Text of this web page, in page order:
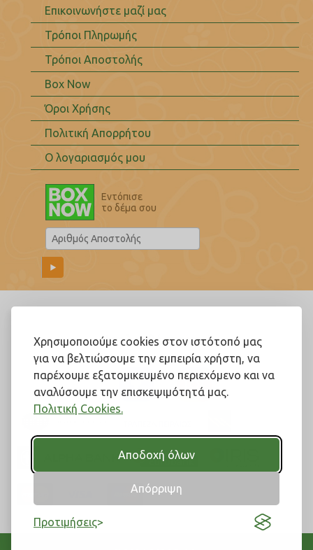
Χρησιμοποιούμε cookies στον ιστότοπό μας
για να βελτιώσουμε την εμπειρία χρήστη, να
παρέχουμε εξατομικευμένο περιεχόμενο και να
αναλύσουμε την επισκεψιμότητά μας.
Πολιτική Cookies.
Αποδοχή όλων
Απόρριψη
Προτιμήσεις
Επικοινωνήστε μαζί μας
Τρόποι Πληρωμής
Τρόποι Αποστολής
Box Now
Όροι Χρήσης
Πολιτική Απορρήτου
Ο λογαριασμός μου
Εντόπισε
το δέμα σου
Ακολουθήστε μας!